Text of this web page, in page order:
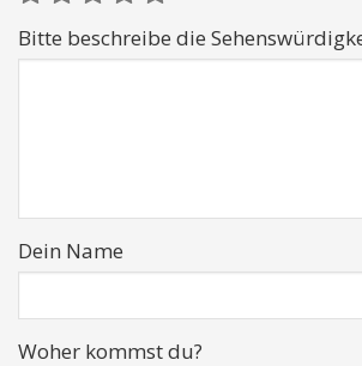
Bitte beschreibe die
Dein Name
Woher kommst du?